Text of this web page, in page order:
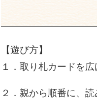
【遊び方】
１．取り札カードを広
２．親から順番に、